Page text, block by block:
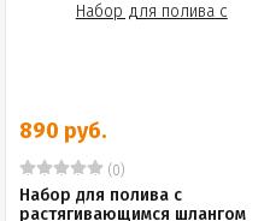
890 руб.
(0)
Набор для полива с
растягивающимся шлангом